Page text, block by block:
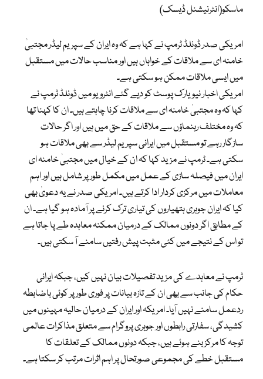
ماسکو(انٹرنیشنل ڈیسک)
امریکی صدر ڈونلڈ ٹرمپ نے کہا ہے کہ وہ ایران کے سپریم لیڈر مجتبیٰ
خامنہ ای سے ملاقات کے خواہاں ہیں اور مناسب حالات میں مستقبل
میں ایسی ملاقات ممکن ہو سکتی ہے۔
امریکی اخبار نیویارک پوسٹ کو دیے گئے انٹرویو میں ڈونلڈ ٹرمپ نے
کہا کہ وہ مجتبیٰ خامنہ ای سے ملاقات کرنا چاہتے ہیں۔ ان کا کہنا تھا
کہ وہ مختلف رہنماؤں سے ملاقات کے حق میں ہیں اور اگر حالات
سازگار رہے تو مستقبل میں ایرانی سپریم لیڈر سے بھی ملاقات ہو
سکتی ہے۔ ٹرمپ نے مزید کہا کہ ان کے خیال میں مجتبیٰ خامنہ ای
ایران میں فیصلہ سازی کے عمل میں مکمل طور پر شامل ہیں اور اہم
معاملات میں مرکزی کردار ادا کرتے ہیں۔ امریکی صدر نے یہ دعویٰ بھی
کیا کہ ایران جوہری ہتھیاروں کی تیاری ترک کرنے پر آمادہ ہو گیا ہے۔ ان
کے مطابق اگر دونوں ممالک کے درمیان ممکنہ معاہدہ طے پا جاتا ہے
تو اس کے نتیجے میں کئی مثبت پیش رفتیں سامنے آ سکتی ہیں۔
ٹرمپ نے معاہدے کی مزید تفصیلات بیان نہیں کیں، جبکہ ایرانی
حکام کی جانب سے بھی ان کے تازہ بیانات پر فوری طور پر کوئی باضابطہ
ردعمل سامنے نہیں آیا۔ امریکہ اور ایران کے درمیان حالیہ مہینوں میں
کشیدگی، سفارتی رابطوں اور جوہری پروگرام سے متعلق مذاکرات عالمی
توجہ کا مرکز بنے ہوئے ہیں، جبکہ دونوں ممالک کے تعلقات کا
مستقبل خطے کی مجموعی صورتحال پر اہم اثرات مرتب کر سکتا ہے۔